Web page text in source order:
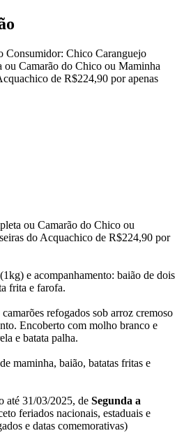
Consumidor: Chico Caranguejo
Camarão do Chico ou Maminha
de R$224,90 por apenas
ou Camarão do Chico ou
do Acquachico de R$224,90 por
(1kg) e acompanhamento: baião de dois
frita e farofa.
refogados sob arroz cremoso
Encoberto com molho branco e
e batata palha.
maminha, baião, batatas fritas e
até 31/03/2025, de Segunda a
feriados nacionais, estaduais e
e datas comemorativas)